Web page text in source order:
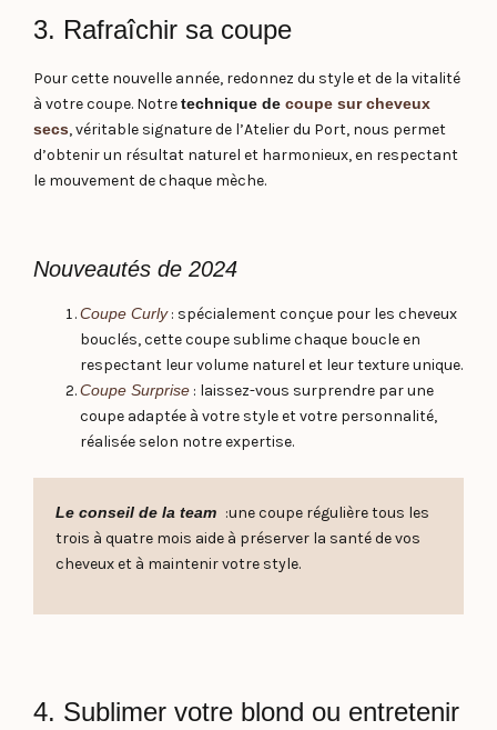
3. Rafraîchir sa coupe
Pour cette nouvelle année, redonnez du style et de la vitalité
à votre coupe. Notretechnique de coupe sur cheveux
secs, véritable signature de l’Atelier du Port, nous permet
d’obtenir un résultat naturel et harmonieux, en respectant
le mouvement de chaque mèche.
Nouveautés de 2024
Coupe Curly: spécialement conçue pour les cheveux
bouclés, cette coupe sublime chaque boucle en
respectant leur volume naturel et leur texture unique.
Coupe Surprise : laissez-vous surprendre par une
coupe adaptée à votre style et votre personnalité,
réalisée selon notre expertise.
Le conseil de la team :une coupe régulière tous les
trois à quatre mois aide à préserver la santé de vos
cheveux et à maintenir votre style.
4. Sublimer votre blond ou entretenir